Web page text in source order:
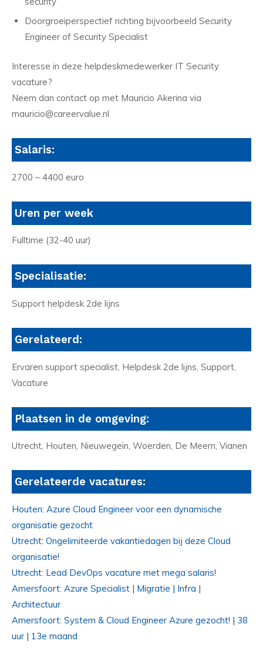
Doorgroeiperspectief richting bijvoorbeeld Security
Engineer of Security Specialist
Interesse in deze helpdeskmedewerker IT Security
vacature?
Neem dan contact op met Mauricio Akerina via
mauricio@careervalue.nl
Salaris:
2700 – 4400 euro
Uren per week
Fulltime (32-40 uur)
Specialisatie:
Support helpdesk 2de lijns
Gerelateerd:
Ervaren support specialist, Helpdesk 2de lijns, Support,
Vacature
Plaatsen in de omgeving:
Utrecht, Houten, Nieuwegein, Woerden, De Meern, Vianen
Gerelateerde vacatures:
Houten: Azure Cloud Engineer voor een dynamische
organisatie gezocht
Utrecht: Ongelimiteerde vakantiedagen bij deze Cloud
organisatie!
Utrecht: Lead DevOps vacature met mega salaris!
Amersfoort: Azure Specialist | Migratie | Infra |
Architectuur
Amersfoort: System & Cloud Engineer Azure gezocht! | 38
uur | 13e maand